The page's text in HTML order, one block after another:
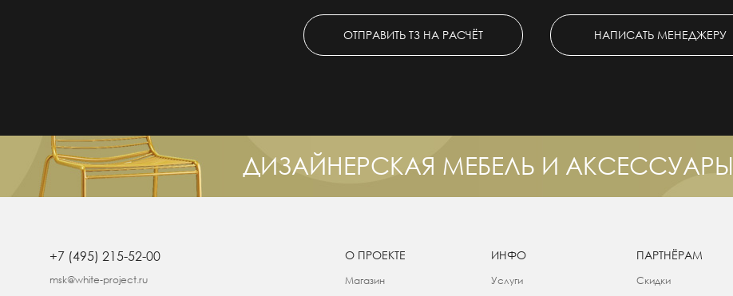
ОТПРАВИТЬ ТЗ НА РАСЧЁТ НАПИСАТЬ МЕНЕДЖЕРУ
ДИЗАЙНЕРСКАЯ МЕБЕЛЬ И АКСЕССУАРЫ
+7 (495) 215-52-00
msk@white-project.ru
О ПРОЕКТЕ
Магазин
ИНФО
Услуги
ПАРТНЁРАМ
Скидки